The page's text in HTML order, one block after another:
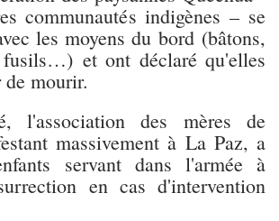
communautés indigènes – se
les moyens du bord (bâtons,
et ont déclaré qu'elles
de mourir.
l'association des mères de
massivement à La Paz, a
servant dans l'armée à
en cas d'intervention